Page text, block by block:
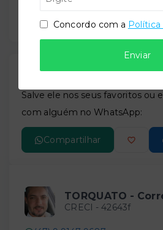
Gostou do imóvel?
Salve ele nos seus favoritos ou
com alguém no WhatsApp:
Compartilhar
TORQUATO -
CRECI - 42643f
Concordo com a Política
Enviar